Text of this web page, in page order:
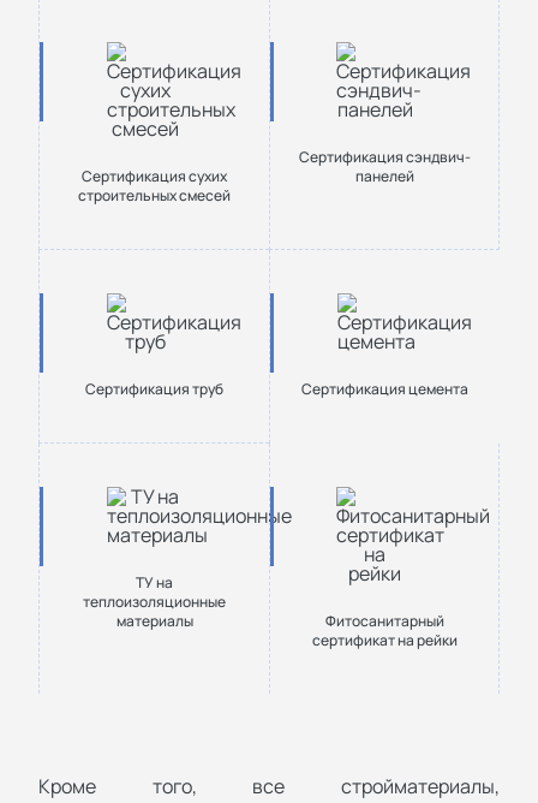
Сертификация сухих
строительных смесей
Сертификация сэндвич-
панелей
Сертификация труб Сертификация цемента
ТУ на
теплоизоляционные
материалы
Фитосанитарный
сертификат на рейки
Кроме того, все стройматериалы,